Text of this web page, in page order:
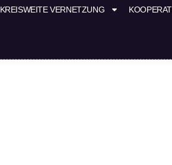
KREISWEITE VERNETZUNG